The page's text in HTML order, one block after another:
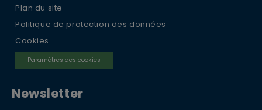
Plan du site
Politique de protection des données
Cookies
Paramètres des cookies
Newsletter